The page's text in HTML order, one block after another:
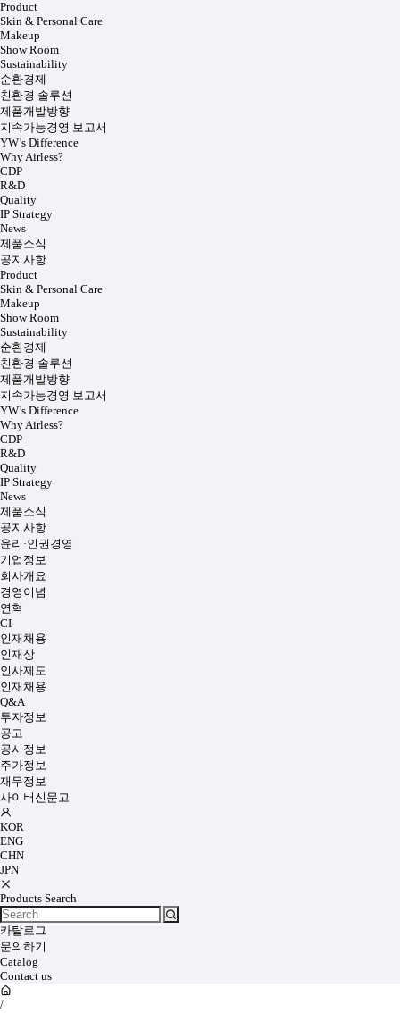
Product
Skin & Personal Care
Makeup
Show Room
Sustainability
순환경제
친환경 솔루션
제품개발방향
지속가능경영 보고서
YW’s Difference
Why Airless?
CDP
R&D
Quality
IP Strategy
News
제품소식
공지사항
Product
Skin & Personal Care
Makeup
Show Room
Sustainability
순환경제
친환경 솔루션
제품개발방향
지속가능경영 보고서
YW’s Difference
Why Airless?
CDP
R&D
Quality
IP Strategy
News
제품소식
공지사항
윤리·인권경영
기업정보
회사개요
경영이념
연혁
CI
인재채용
인재상
인사제도
인재채용
Q&A
투자정보
공고
공시정보
주가정보
재무정보
사이버신문고
KOR
ENG
CHN
JPN
Products Search
카탈로그
문의하기
Catalog
Contact us
/